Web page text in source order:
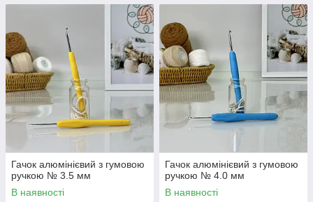
Гачок алюмінієвий з гумовою
ручкою № 3.5 мм
В наявності
Гачок алюмінієвий з гумовою
ручкою № 4.0 мм
В наявності